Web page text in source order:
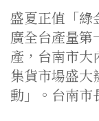
盛夏正值「綠
廣全台產量第
產，台南市大
集貨市場盛大
動」。台南